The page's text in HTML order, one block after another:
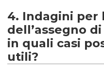
4. Indagini per
dell’assegno
in quali casi
utili?